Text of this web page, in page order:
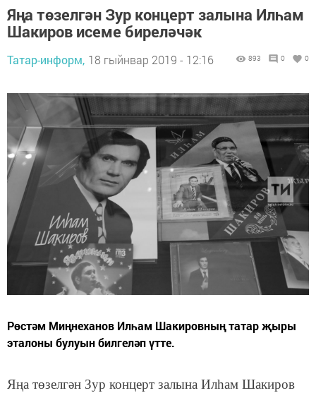
Яңа төзелгән Зур концерт залына Илһам
Шакиров исеме биреләчәк
Татар-информ, 18 гыйнвар 2019 - 12:16 893 0 0
Рөстәм Миңнеханов Илһам Шакировның татар җыры
эталоны булуын билгеләп үтте.
Яңа төзелгән Зур концерт залына Илһам Шакиров